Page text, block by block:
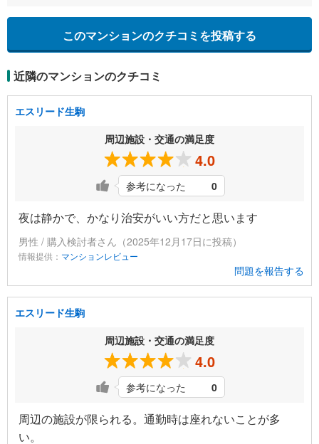
このマンションのクチコミを投稿する
近隣のマンションのクチコミ
エスリード生駒
周辺施設・交通の満足度
4.0
参考になった 0
夜は静かで、かなり治安がいい方だと思います
男性 / 購入検討者さん（2025年12月17日に投稿）
情報提供： マンションレビュー
問題を報告する
エスリード生駒
周辺施設・交通の満足度
4.0
参考になった 0
周辺の施設が限られる。通勤時は座れないことが多
い。